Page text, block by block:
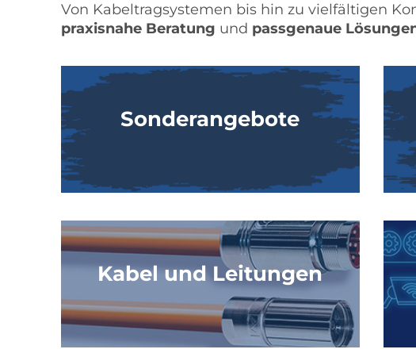
Von Kabeltragsystemen bis hin zu vielfältigen
praxisnahe Beratung und passgenaue
Sonderangebote
Kabel und Leitungen